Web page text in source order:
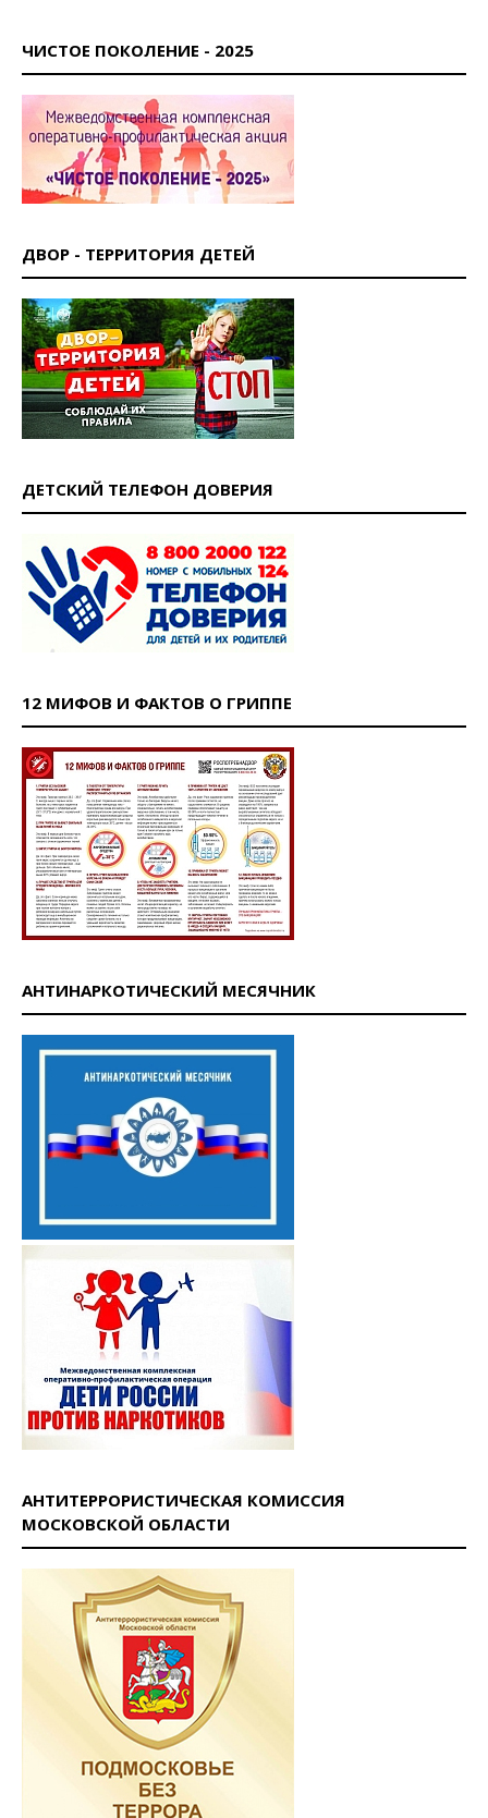
ЧИСТОЕ ПОКОЛЕНИЕ - 2025
ДВОР - ТЕРРИТОРИЯ ДЕТЕЙ
ДЕТСКИЙ ТЕЛЕФОН ДОВЕРИЯ
12 МИФОВ И ФАКТОВ О ГРИППЕ
АНТИНАРКОТИЧЕСКИЙ МЕСЯЧНИК
АНТИТЕРРОРИСТИЧЕСКАЯ КОМИССИЯ
МОСКОВСКОЙ ОБЛАСТИ